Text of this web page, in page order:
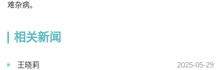
难杂病。
相关新闻
王晓莉 2025-05-29